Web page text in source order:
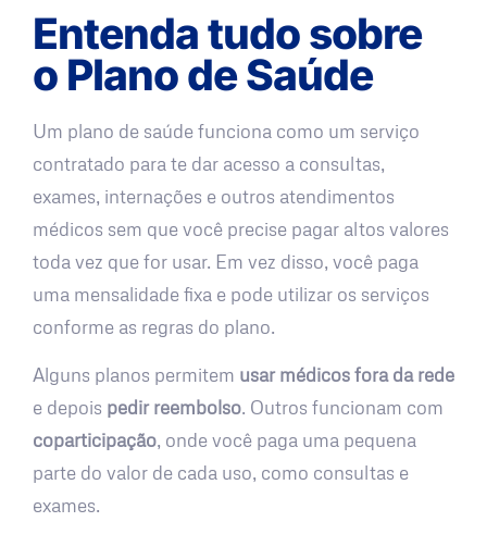
Entenda tudo sobre
o Plano de Saúde
Um plano de saúde funciona como um serviço
contratado para te dar acesso a consultas,
exames, internações e outros atendimentos
médicos sem que você precise pagar altos valores
toda vez que for usar. Em vez disso, você paga
uma mensalidade fixa e pode utilizar os serviços
conforme as regras do plano.
Alguns planos permitem usar médicos fora da rede
e depois pedir reembolso. Outros funcionam com
coparticipação, onde você paga uma pequena
parte do valor de cada uso, como consultas e
exames.